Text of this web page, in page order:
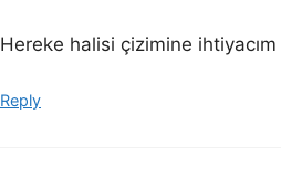
Hereke halisi çizimine
Reply